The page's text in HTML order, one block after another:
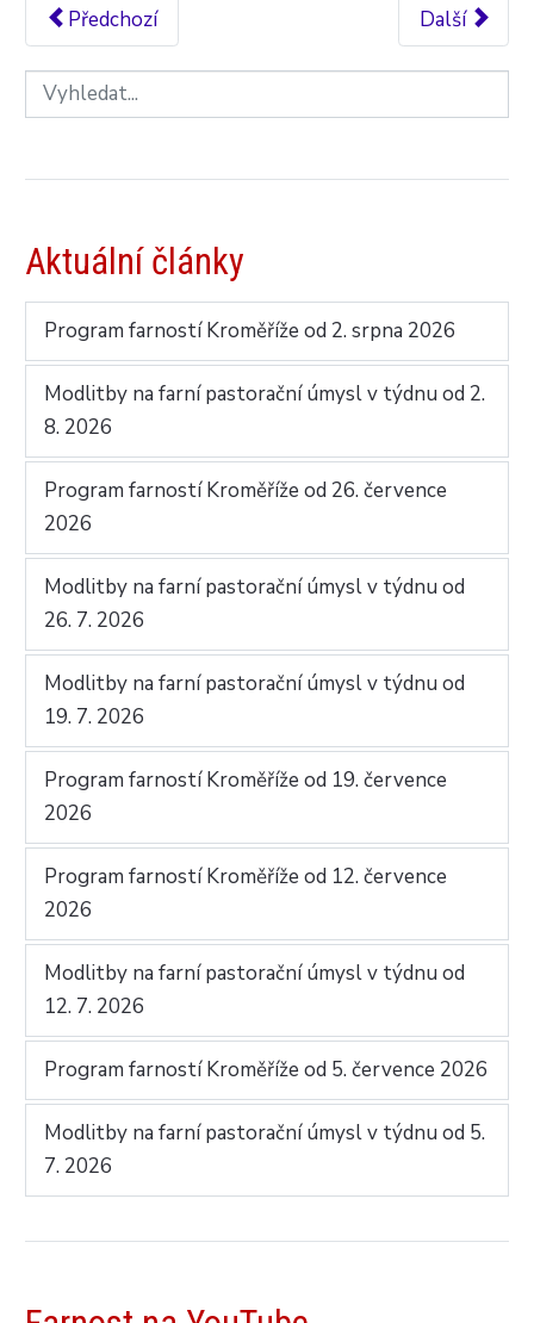
Předchozí Další
Aktuální články
Program farností Kroměříže od 2. srpna 2026
Modlitby na farní pastorační úmysl v týdnu od 2.
8. 2026
Program farností Kroměříže od 26. července
2026
Modlitby na farní pastorační úmysl v týdnu od
26. 7. 2026
Modlitby na farní pastorační úmysl v týdnu od
19. 7. 2026
Program farností Kroměříže od 19. července
2026
Program farností Kroměříže od 12. července
2026
Modlitby na farní pastorační úmysl v týdnu od
12. 7. 2026
Program farností Kroměříže od 5. července 2026
Modlitby na farní pastorační úmysl v týdnu od 5.
7. 2026